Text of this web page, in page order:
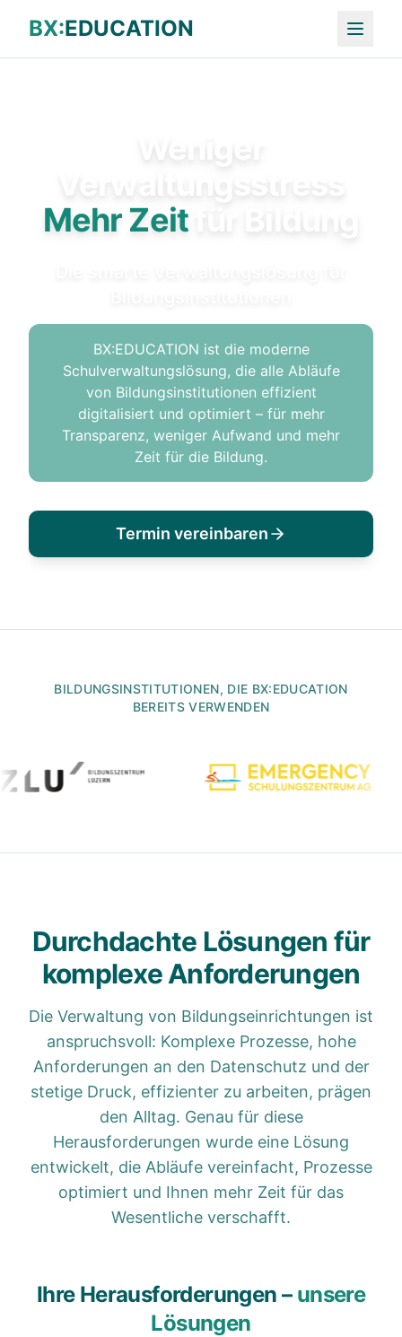
BX:EDUCATION
Mehr Zeitfür Bildung
BX:EDUCATION ist die moderne
Schulverwaltungslösung, die alle Abläufe
von Bildungsinstitutionen effizient
digitalisiert und optimiert – für mehr
Transparenz, weniger Aufwand und mehr
Zeit für die Bildung.
Termin vereinbaren
BILDUNGSINSTITUTIONEN, DIE BX:EDUCATION
BEREITS VERWENDEN
Durchdachte Lösungen für
komplexe Anforderungen
Die Verwaltung von Bildungseinrichtungen ist
anspruchsvoll: Komplexe Prozesse, hohe
Anforderungen an den Datenschutz und der
stetige Druck, effizienter zu arbeiten, prägen
den Alltag. Genau für diese
Herausforderungen wurde eine Lösung
entwickelt, die Abläufe vereinfacht, Prozesse
optimiert und Ihnen mehr Zeit für das
Wesentliche verschafft.
Ihre Herausforderungen – unsere
Lösungen